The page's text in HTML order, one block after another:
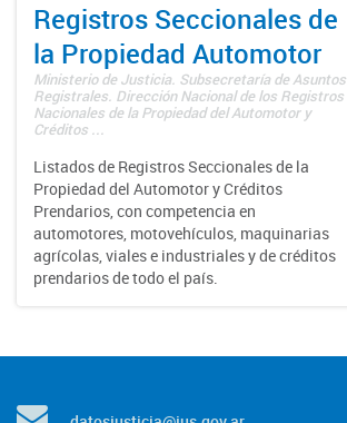
Registros Seccionales de
la Propiedad Automotor
Ministerio de Justicia. Subsecretaría de Asuntos
Registrales. Dirección Nacional de los Registros
Nacionales de la Propiedad del Automotor y
Créditos ...
Listados de Registros Seccionales de la
Propiedad del Automotor y Créditos
Prendarios, con competencia en
automotores, motovehículos, maquinarias
agrícolas, viales e industriales y de créditos
prendarios de todo el país.